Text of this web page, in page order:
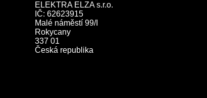
ELEKTRA ELZA s.r.o.
IČ: 62623915
Malé náměstí 99/I
Rokycany
337 01
Česká republika